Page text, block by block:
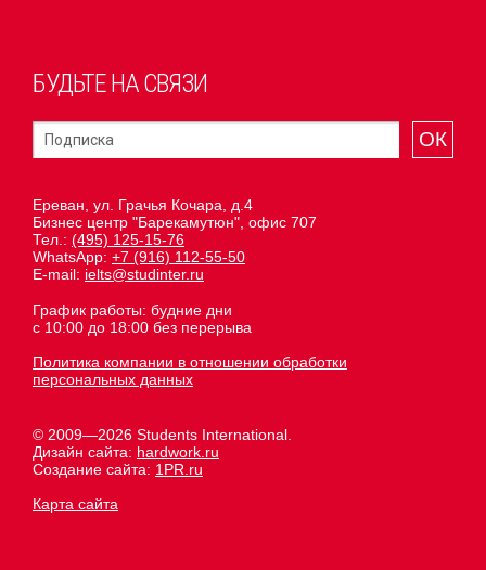
БУДЬТЕ НА СВЯЗИ
ОК
Ереван, ул. Грачья Кочара, д.4
Бизнес центр "Барекамутюн", офис 707
Тел.: (495) 125-15-76
WhatsApp: +7 (916) 112-55-50
E-mail: ielts@studinter.ru
График работы: будние дни
с 10:00 до 18:00 без перерыва
Политика компании в отношении обработки
персональных данных
© 2009—2026 Students International.
Дизайн сайта: hardwork.ru
Создание сайта: 1PR.ru
Карта сайта